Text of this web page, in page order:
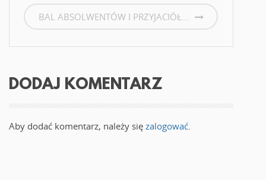
e ę
n
w
m
)
BAL ABSOLWENTÓW I PRZYJACIÓŁ...
DODAJ KOMENTARZ
Aby dodać komentarz, należy się zalogować